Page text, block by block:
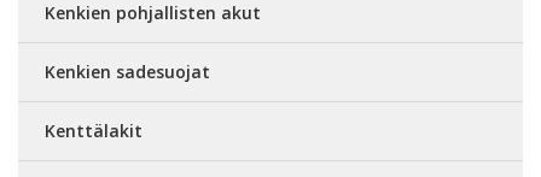
Kenkien pohjallisten akut
Kenkien sadesuojat
Kenttälakit